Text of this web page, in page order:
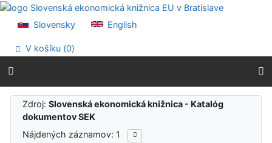
Prejsť na obsah
Prehlásenie o webovej prístupnosti
Slovensky English
V košíku (0)
Výsledky vyhľadávania
Zdroj:Slovenská ekonomická knižnica - Katalóg
dokumentov SEK
Nájdených záznamov: 1